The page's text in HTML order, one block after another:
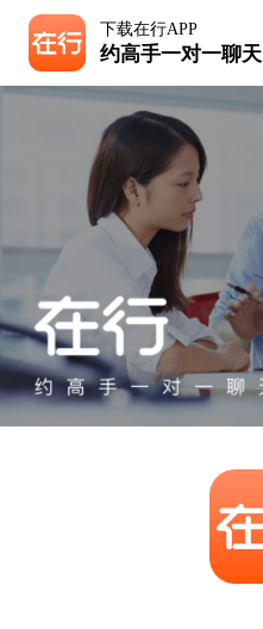
下载在行APP
约高手一对一聊天